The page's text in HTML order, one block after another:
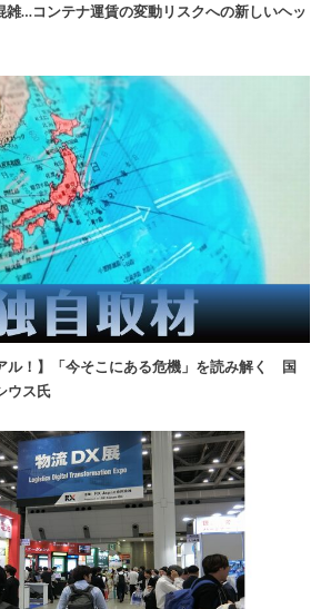
雑…コンテナ運賃の変動リスクへの新しいヘッ
ル！】「今そこにある危機」を読み解く 国
ウス氏